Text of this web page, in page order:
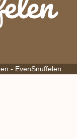
- EvenSnuffelen